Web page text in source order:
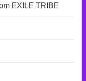
EXILE TRIBE